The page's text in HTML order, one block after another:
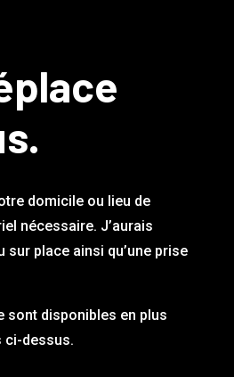
domicile ou lieu de
nécessaire. J’aurais
sur place ainsi qu’une prise
sont disponibles en plus
ci-dessus.